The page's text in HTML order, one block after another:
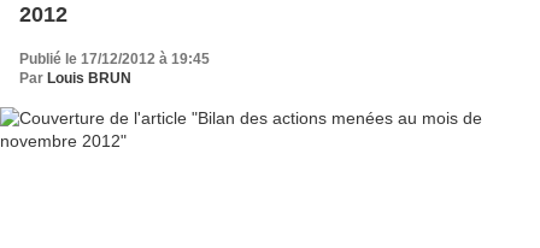
2012
Publié le 17/12/2012 à 19:45
Par Louis BRUN